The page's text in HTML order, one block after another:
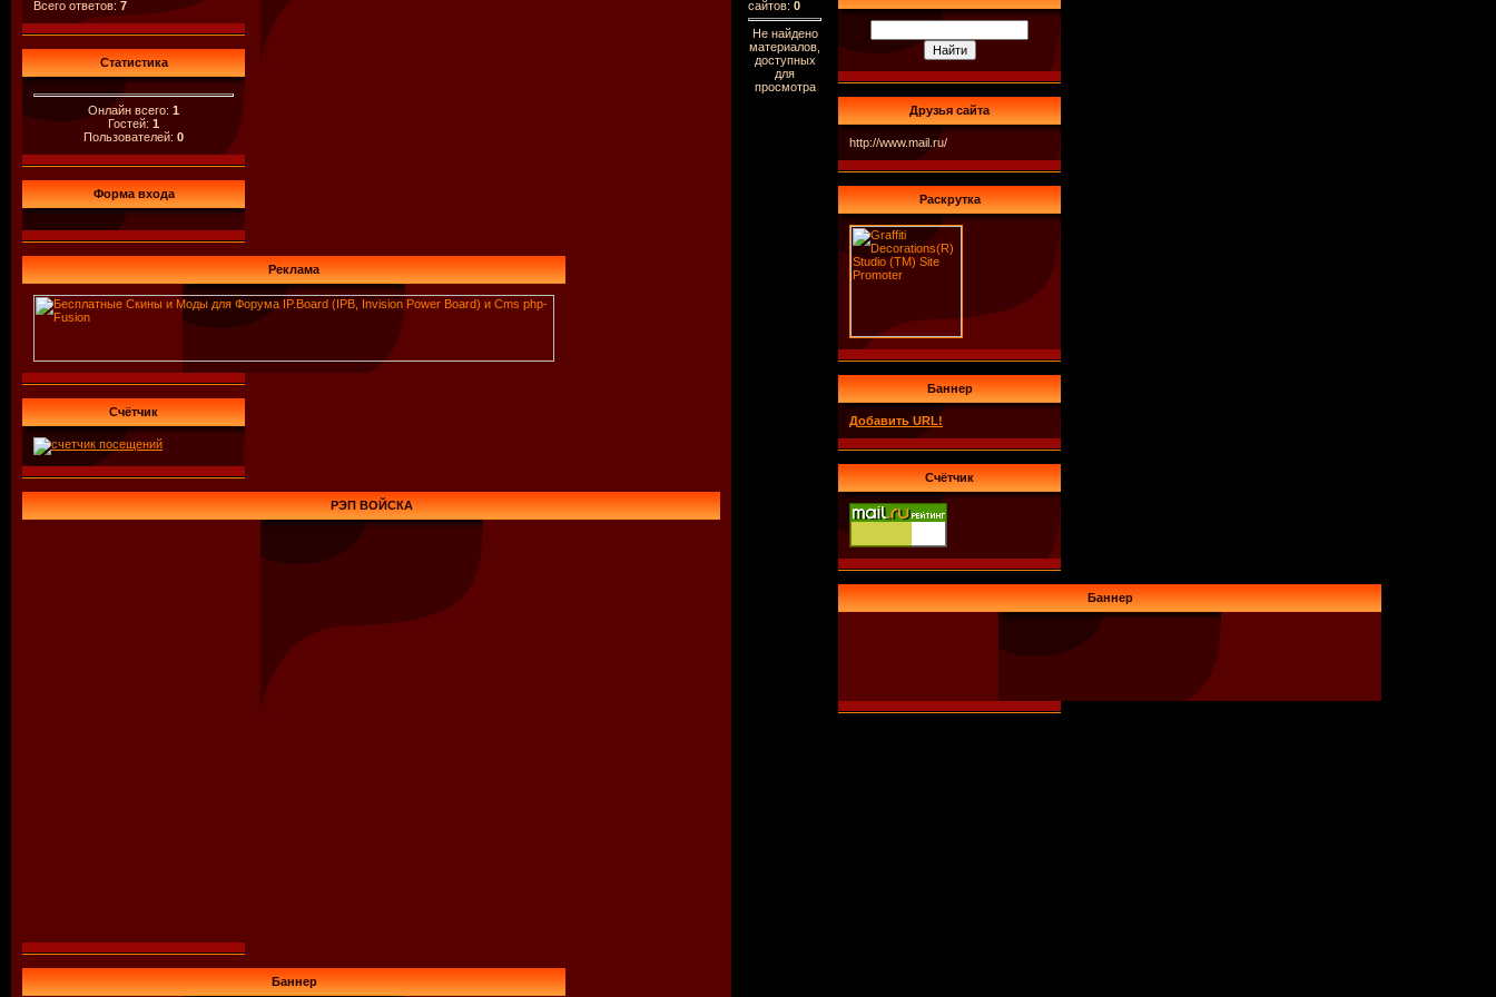
Всего ответов: 7
Статистика
Онлайн всего: 1
Гостей: 1
Пользователей: 0
Форма входа
Реклама
Счётчик
РЭП ВОЙСКА
Баннер
сайтов: 0
Не найдено
материалов,
доступных
для
просмотра
Друзья сайта
http://www.mail.ru/
Раскрутка
Баннер
Добавить URL!
Счётчик
Баннер